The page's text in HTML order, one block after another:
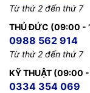
Từ thứ 2 đến thứ 7
THỦ ĐỨC (09:00 -
0988 562 914
Từ thứ 2 đến thứ 7
KỸ THUẬT (09:00
0334 354 069